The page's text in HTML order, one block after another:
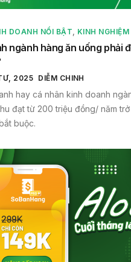
DOANH NỔI BẬT KINH
ngành hàng ăn uống phải
2025 DIỄM CHINH
hay cá nhân kinh doanh
đạt từ 200 triệu đồng/ năm
buộc.